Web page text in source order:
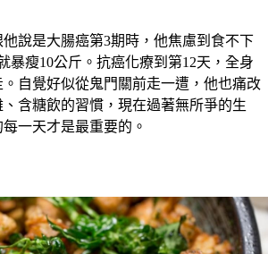
說是大腸癌第3期時，他焦慮到食不下
暴瘦10公斤。抗癌化療到第12天，全身
自覺好似從鬼門關前走一遭，他也痛改
含糖飲的習慣，現在過著無所爭的生